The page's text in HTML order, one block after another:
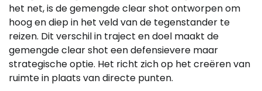
het net, is de gemengde clear shot ontworpen om
hoog en diep in het veld van de tegenstander te
reizen. Dit verschil in traject en doel maakt de
gemengde clear shot een defensievere maar
strategische optie. Het richt zich op het creëren van
ruimte in plaats van directe punten.